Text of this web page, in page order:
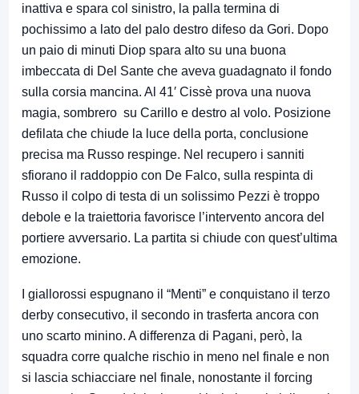
inattiva e spara col sinistro, la palla termina di
pochissimo a lato del palo destro difeso da Gori. Dopo
un paio di minuti Diop spara alto su una buona
imbeccata di Del Sante che aveva guadagnato il fondo
sulla corsia mancina. Al 41′ Cissè prova una nuova
magia, sombrero su Carillo e destro al volo. Posizione
defilata che chiude la luce della porta, conclusione
precisa ma Russo respinge. Nel recupero i sanniti
sfiorano il raddoppio con De Falco, sulla respinta di
Russo il colpo di testa di un solissimo Pezzi è troppo
debole e la traiettoria favorisce l’intervento ancora del
portiere avversario. La partita si chiude con quest’ultima
emozione.
I giallorossi espugnano il “Menti” e conquistano il terzo
derby consecutivo, il secondo in trasferta ancora con
uno scarto minino. A differenza di Pagani, però, la
squadra corre qualche rischio in meno nel finale e non
si lascia schiacciare nel finale, nonostante il forcing